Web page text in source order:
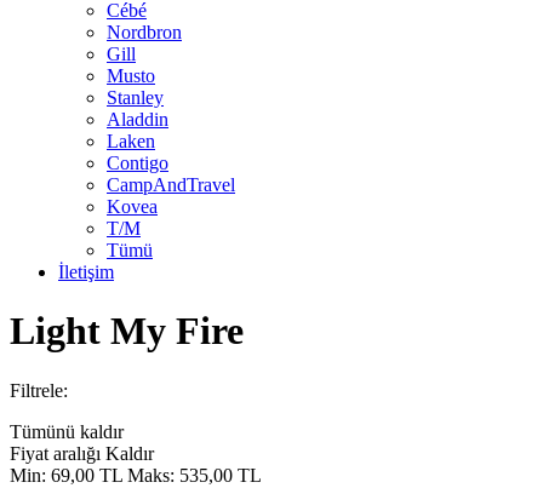
Cébé
Nordbron
Gill
Musto
Stanley
Aladdin
Laken
Contigo
CampAndTravel
Kovea
T/M
Tümü
İletişim
Light My Fire
Filtrele:
Tümünü kaldır
Fiyat aralığı Kaldır
Min: 69,00 TL Maks: 535,00 TL